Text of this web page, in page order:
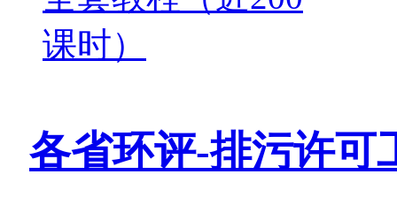
课时）
各省环评-排污许可